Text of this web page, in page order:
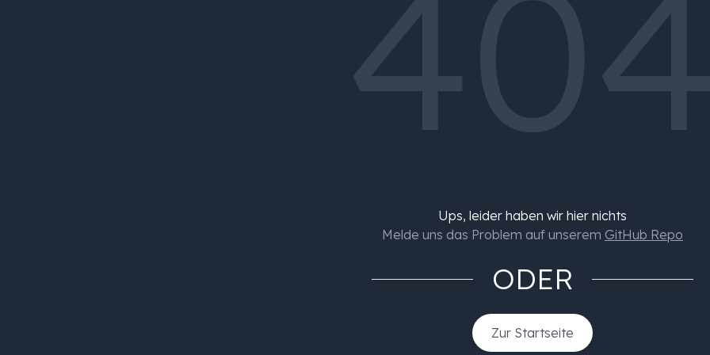
Ups, leider haben wir hier nichts
Melde uns das Problem auf unserem GitHub Repo
ODER
Zur Startseite